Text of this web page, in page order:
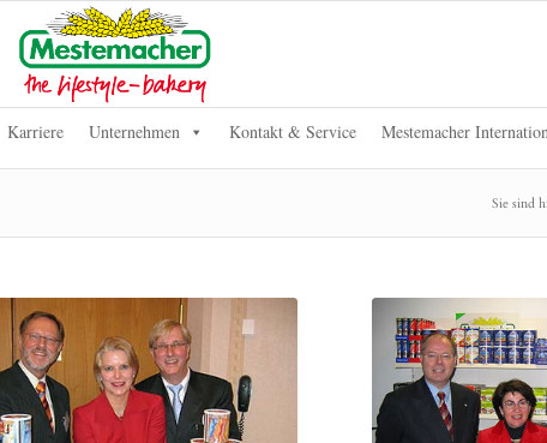
Karriere Unternehmen Kontakt & Service Mestemacher
Sie sind